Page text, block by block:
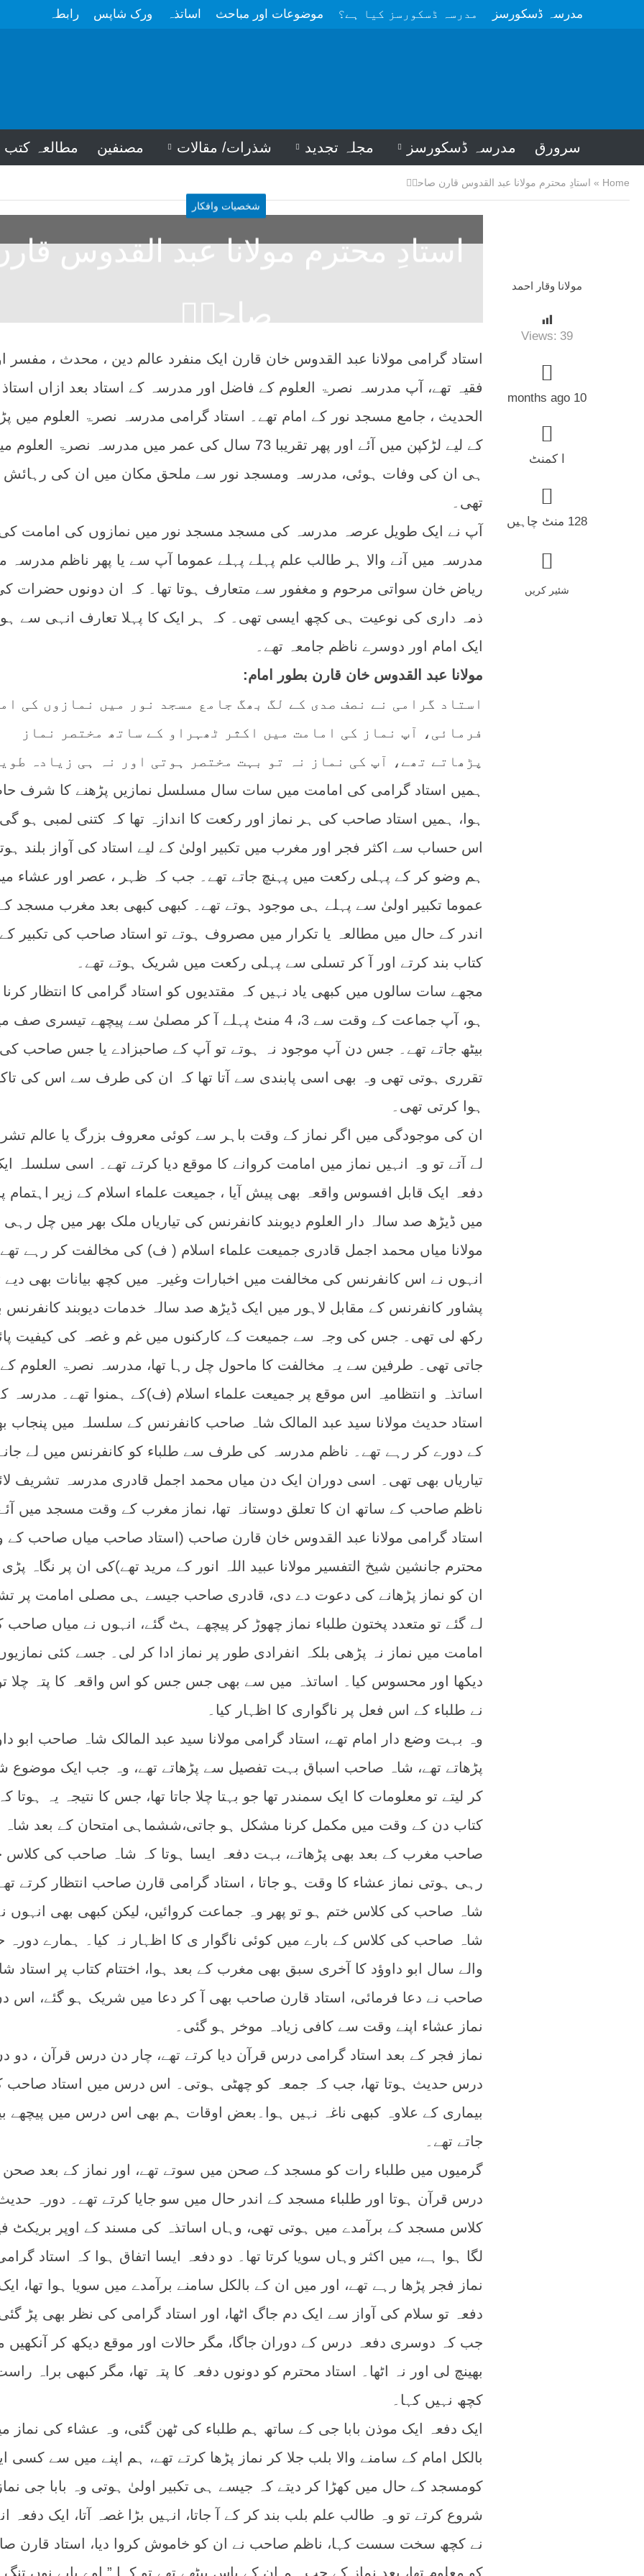
مدرسہ ڈسکورسز مدرسہ ڈسکورسز کیا ہے؟ موضوعات اور مباحث اساتذہ ورک شاپس رابطہ
سرورق مدرسہ ڈسکورسز مجلہ تجدید شذرات/ مقالات مصنفین مطالعہ کتب
Home
» استادِ محترم مولانا عبد القدوس قارن صاحبؒ
مولانا وقار احمد
Views: 39
10 months ago
ا کمنٹ
128 منٹ چاہیں
شئیر کریں
شخصیات وافکار
استادِ محترم مولانا عبد القدوس
صاحبؒ
استاد گرامی مولانا عبد القدوس خان قارن ایک منفرد عالم دین ، محدث ، مفسر
فقیہ تھے، آپ مدرسہ نصرۃ العلوم کے فاضل اور مدرسہ کے استاد بعد ازاں استاذ
الحدیث ، جامع مسجد نور کے امام تھے۔ استاد گرامی مدرسہ نصرۃ العلوم میں
کے لیے لڑکپن میں آئے اور پھر تقریبا 73 سال کی عمر میں مدرسہ نصرۃ العلوم
ہی ان کی وفات ہوئی، مدرسہ ومسجد نور سے ملحق مکان میں ان کی رہائش
تھی۔
آپ نے ایک طویل عرصہ مدرسہ کی مسجد مسجد نور میں نمازوں کی امامت
مدرسہ میں آنے والا ہر طالب علم پہلے پہلے عموما آپ سے یا پھر ناظم مدرسہ
ریاض خان سواتی مرحوم و مغفور سے متعارف ہوتا تھا۔ کہ ان دونوں حضرات
ذمہ داری کی نوعیت ہی کچھ ایسی تھی۔ کہ ہر ایک کا پہلا تعارف انہی سے
ایک امام اور دوسرے ناظم جامعہ تھے۔
مولانا عبد القدوس خان قارن بطور امام:
استاد گرامی نے نصف صدی کے لگ بھگ جامع مسجد نور میں نمازوں کی
فرمائی، آپ نماز کی امامت میں اکثر ٹھہراو کے ساتھ مختصر نماز
پڑھاتے تھے، آپ کی نماز نہ تو بہت مختصر ہوتی اور نہ ہی زیادہ
ہمیں استاد گرامی کی امامت میں سات سال مسلسل نمازیں پڑھنے کا شرف
ہوا، ہمیں استاد صاحب کی ہر نماز اور رکعت کا اندازہ تھا کہ کتنی لمبی ہو
اس حساب سے اکثر فجر اور مغرب میں تکبیر اولیٰ کے لیے استاد کی آواز بلند
ہم وضو کر کے پہلی رکعت میں پہنچ جاتے تھے۔ جب کہ ظہر ، عصر اور عشاء
عموما تکبیر اولیٰ سے پہلے ہی موجود ہوتے تھے۔ کبھی کبھی بعد مغرب مسجد
اندر کے حال میں مطالعہ یا تکرار میں مصروف ہوتے تو استاد صاحب کی تکبیر
کتاب بند کرتے اور آ کر تسلی سے پہلی رکعت میں شریک ہوتے تھے۔
مجھے سات سالوں میں کبھی یاد نہیں کہ مقتدیوں کو استاد گرامی کا انتظار کرنا
ہو، آپ جماعت کے وقت سے 3، 4 منٹ پہلے آ کر مصلیٰ سے پیچھے تیسری صف
بیٹھ جاتے تھے۔ جس دن آپ موجود نہ ہوتے تو آپ کے صاحبزادے یا جس صاحب کی
تقرری ہوتی تھی وہ بھی اسی پابندی سے آتا تھا کہ ان کی طرف سے اس کی
ہوا کرتی تھی۔
ان کی موجودگی میں اگر نماز کے وقت باہر سے کوئی معروف بزرگ یا عالم
لے آتے تو وہ انہیں نماز میں امامت کروانے کا موقع دیا کرتے تھے۔ اسی سلسلہ
دفعہ ایک قابل افسوس واقعہ بھی پیش آیا ، جمیعت علماء اسلام کے زیر اہتمام
میں ڈیڑھ صد سالہ دار العلوم دیوبند کانفرنس کی تیاریاں ملک بھر میں چل رہی
مولانا میاں محمد اجمل قادری جمیعت علماء اسلام ( ف) کی مخالفت کر رہے تھے
انہوں نے اس کانفرنس کی مخالفت میں اخبارات وغیرہ میں کچھ بیانات بھی دیے
پشاور کانفرنس کے مقابل لاہور میں ایک ڈیڑھ صد سالہ خدمات دیوبند کانفرنس
رکھ لی تھی۔ جس کی وجہ سے جمیعت کے کارکنوں میں غم و غصہ کی کیفیت
جاتی تھی۔ طرفین سے یہ مخالفت کا ماحول چل رہا تھا، مدرسہ نصرۃ العلوم کے
اساتذہ و انتظامیہ اس موقع پر جمیعت علماء اسلام (ف)کے ہمنوا تھے۔ مدرسہ
استاد حدیث مولانا سید عبد المالک شاہ صاحب کانفرنس کے سلسلہ میں پنجاب
کے دورے کر رہے تھے۔ ناظم مدرسہ کی طرف سے طلباء کو کانفرنس میں لے
تیاریاں بھی تھی۔ اسی دوران ایک دن میاں محمد اجمل قادری مدرسہ تشریف
ناظم صاحب کے ساتھ ان کا تعلق دوستانہ تھا، نماز مغرب کے وقت مسجد میں
استاد گرامی مولانا عبد القدوس خان قارن صاحب (استاد صاحب میاں صاحب کے
محترم جانشین شیخ التفسیر مولانا عبید اللہ انور کے مرید تھے)کی ان پر نگاہ پڑی
ان کو نماز پڑھانے کی دعوت دے دی، قادری صاحب جیسے ہی مصلی امامت پر
لے گئے تو متعدد پختون طلباء نماز چھوڑ کر پیچھے ہٹ گئے، انہوں نے میاں صاحب
امامت میں نماز نہ پڑھی بلکہ انفرادی طور پر نماز ادا کر لی۔ جسے کئی
دیکھا اور محسوس کیا۔ اساتذہ میں سے بھی جس جس کو اس واقعہ کا پتہ چلا
نے طلباء کے اس فعل پر ناگواری کا اظہار کیا۔
وہ بہت وضع دار امام تھے، استاد گرامی مولانا سید عبد المالک شاہ صاحب ابو
پڑھاتے تھے، شاہ صاحب اسباق بہت تفصیل سے پڑھاتے تھے، وہ جب ایک موضوع
کر لیتے تو معلومات کا ایک سمندر تھا جو بہتا چلا جاتا تھا، جس کا نتیجہ یہ ہوتا کہ
کتاب دن کے وقت میں مکمل کرنا مشکل ہو جاتی،ششماہی امتحان کے بعد شاہ
صاحب مغرب کے بعد بھی پڑھاتے، بہت دفعہ ایسا ہوتا کہ شاہ صاحب کی کلاس
رہی ہوتی نماز عشاء کا وقت ہو جاتا ، استاد گرامی قارن صاحب انتظار کرتے
شاہ صاحب کی کلاس ختم ہو تو پھر وہ جماعت کروائیں، لیکن کبھی بھی انہوں
شاہ صاحب کی کلاس کے بارے میں کوئی ناگوار ی کا اظہار نہ کیا۔ ہمارے دورہ
والے سال ابو داوؤد کا آخری سبق بھی مغرب کے بعد ہوا، اختتام کتاب پر استاد
صاحب نے دعا فرمائی، استاد قارن صاحب بھی آ کر دعا میں شریک ہو گئے، اس
نماز عشاء اپنے وقت سے کافی زیادہ موخر ہو گئی۔
نماز فجر کے بعد استاد گرامی درس قرآن دیا کرتے تھے، چار دن درس قرآن ، دو
درس حدیث ہوتا تھا، جب کہ جمعہ کو چھٹی ہوتی۔ اس درس میں استاد صاحب
بیماری کے علاوہ کبھی ناغہ نہیں ہوا۔بعض اوقات ہم بھی اس درس میں پیچھے
جاتے تھے۔
گرمیوں میں طلباء رات کو مسجد کے صحن میں سوتے تھے، اور نماز کے بعد صحن
درس قرآن ہوتا اور طلباء مسجد کے اندر حال میں سو جایا کرتے تھے۔ دورہ
کلاس مسجد کے برآمدے میں ہوتی تھی، وہاں اساتذہ کی مسند کے اوپر بریکٹ
لگا ہوا ہے، میں اکثر وہاں سویا کرتا تھا۔ دو دفعہ ایسا اتفاق ہوا کہ استاد
نماز فجر پڑھا رہے تھے، اور میں ان کے بالکل سامنے برآمدے میں سویا ہوا تھا،
دفعہ تو سلام کی آواز سے ایک دم جاگ اٹھا، اور استاد گرامی کی نظر بھی پڑ
جب کہ دوسری دفعہ درس کے دوران جاگا، مگر حالات اور موقع دیکھ کر آنکھیں
بھینچ لی اور نہ اٹھا۔ استاد محترم کو دونوں دفعہ کا پتہ تھا، مگر کبھی براہ
کچھ نہیں کہا۔
ایک دفعہ ایک موذن بابا جی کے ساتھ ہم طلباء کی ٹھن گئی، وہ عشاء کی نماز
بالکل امام کے سامنے والا بلب جلا کر نماز پڑھا کرتے تھے، ہم اپنے میں سے کسی
کومسجد کے حال میں کھڑا کر دیتے کہ جیسے ہی تکبیر اولیٰ ہوتی وہ بابا جی نماز
شروع کرتے تو وہ طالب علم بلب بند کر کے آ جاتا، انہیں بڑا غصہ آتا، ایک دفعہ
نے کچھ سخت سست کہا، ناظم صاحب نے ان کو خاموش کروا دیا، استاد قارن
کو معلوم تھا، بعد نماز کے جب ہم ان کے پاس بیٹھے تھے تو کہا ” اوے بابے نوں تنگ